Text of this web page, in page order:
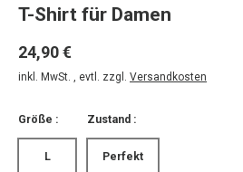
T-Shirt für Damen
24,90 €
inkl. MwSt. , evtl. zzgl. Versandkosten
Größe :
L
Zustand :
Perfekt